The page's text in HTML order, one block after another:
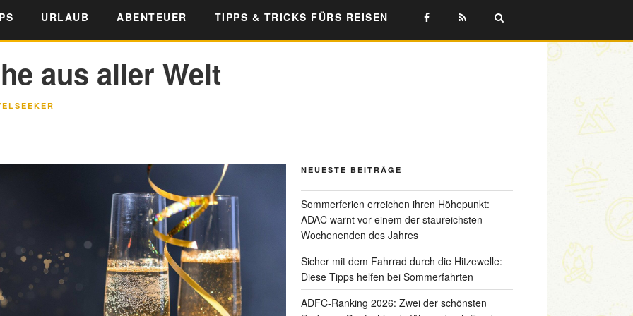
URLAUB ABENTEUER TIPPS & TRICKS FÜRS REISEN
aus aller Welt
NEUESTE BEITRÄGE
Sommerferien erreichen ihren Höhepunkt:
ADAC warnt vor einem der staureichsten
Wochenenden des Jahres
Sicher mit dem Fahrrad durch die Hitzewelle:
Diese Tipps helfen bei Sommerfahrten
ADFC-Ranking 2026: Zwei der schönsten